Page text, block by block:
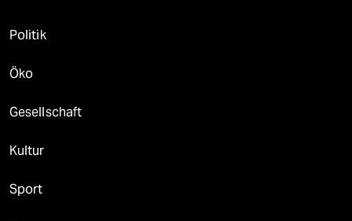
Politik
Öko
Gesellschaft
Kultur
Sport